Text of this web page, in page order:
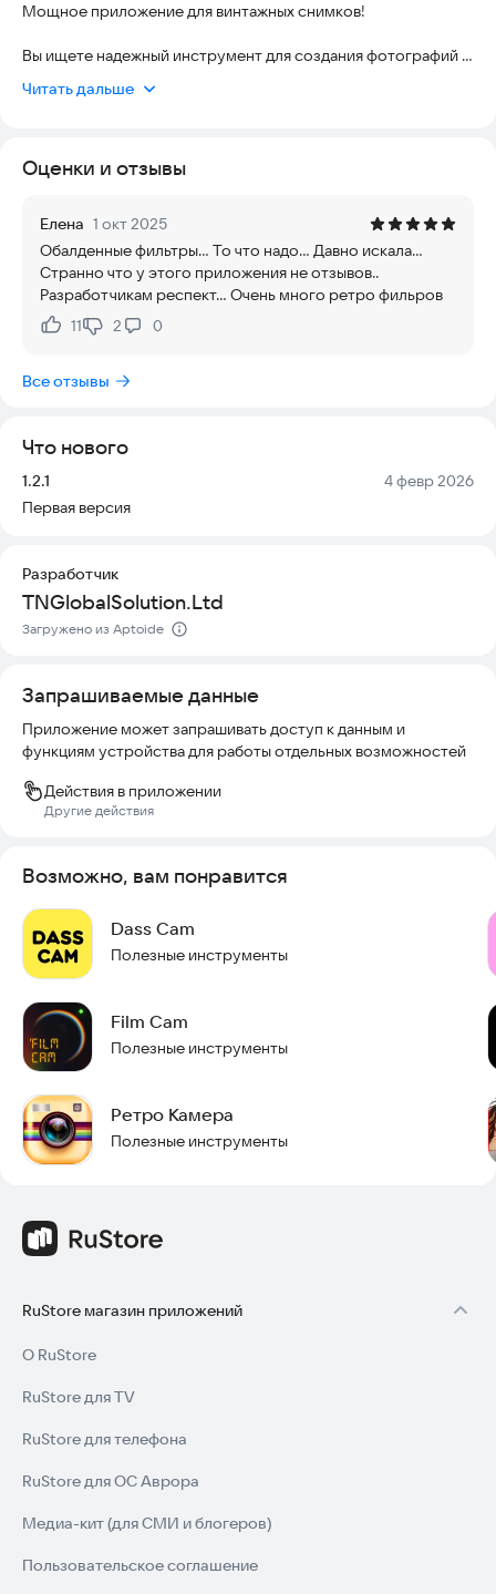
Мощное приложение для винтажных снимков!
Вы ищете надежный инструмент для создания фотографий в
Вам нравится эстетика черно-белых кадров, имитирующая
редактирования винтажных изображений и применения
Приложение полностью безопасно для вашего устройства и
данных, не требует сложных настроек и работает стабильно
на современных смартфонах. Оно актуально и постоянно
обновляется, чтобы вы могли наслаждаться качественными
результатами без риска для системы.
свои уникальные ретро-снимки!
Читать дальше
Оценки и отзывы
Елена 1 окт 2025
Обалденные фильтры... То что надо... Давно искала...
Странно что у этого приложения не отзывов..
Разработчикам респект... Очень много ретро фильров
Нравится:
11Не нравится:
2 0
Все отзывы
Что нового
Версия:
1.2.1 Дата:
4 февр 2026
Первая версия
Разработчик
TNGlobalSolution.Ltd
Загружено из Aptoide
Запрашиваемые данные
Приложение может запрашивать доступ к данным и
функциям устройства для работы отдельных возможностей
Действия в приложении
Другие действия
Возможно, вам понравится
Dass Cam
Полезные инструменты
Film Cam
Полезные инструменты
Ретро Камера
Полезные инструменты
RuStore магазин приложений
О RuStore
RuStore для TV
RuStore для телефона
RuStore для ОС Аврора
Медиа-кит (для СМИ и блогеров)
Пользовательское соглашение